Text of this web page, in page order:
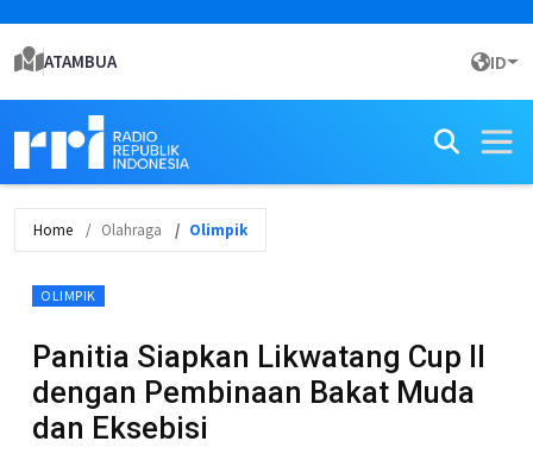
ATAMBUA ID
Home Olahraga Olimpik
OLIMPIK
Panitia Siapkan Likwatang Cup II
dengan Pembinaan Bakat Muda
dan Eksebisi